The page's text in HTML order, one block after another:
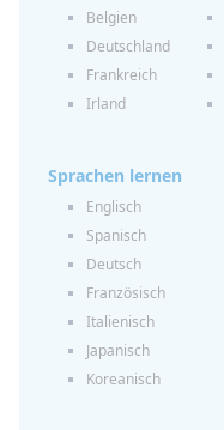
Belgien
Deutschland
Frankreich
Irland
Sprachen lernen
Englisch
Spanisch
Deutsch
Französisch
Italienisch
Japanisch
Koreanisch